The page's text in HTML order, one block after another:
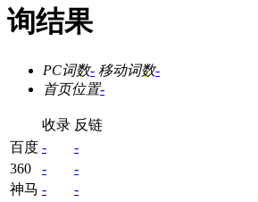
询结果
PC词数- 移动词数-
首页位置-
收录 反链
百度 -
-
360
-
-
神马 -
-